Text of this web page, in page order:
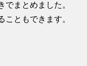
まとめました。
ともできます。